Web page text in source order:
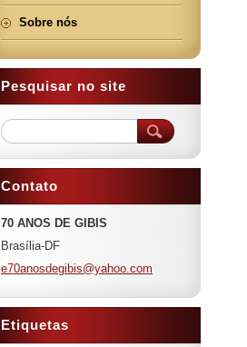
Sobre nós
Pesquisar no site
Contato
70 ANOS DE GIBIS
Brasília-DF
e70anosdegibis@yahoo.com
Etiquetas